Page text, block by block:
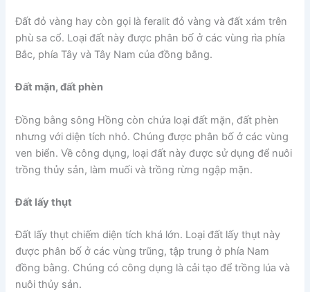
Đất đỏ vàng hay còn gọi là feralit đỏ vàng và đất xám trên
phù sa cổ. Loại đất này được phân bố ở các vùng rìa phía
Bắc, phía Tây và Tây Nam của đồng bằng.
Đất mặn, đất phèn
Đồng bằng sông Hồng còn chứa loại đất mặn, đất phèn
nhưng với diện tích nhỏ. Chúng được phân bố ở các vùng
ven biển. Về công dụng, loại đất này được sử dụng để nuôi
trồng thủy sản, làm muối và trồng rừng ngập mặn.
Đất lấy thụt
Đất lấy thụt chiếm diện tích khá lớn. Loại đất lấy thụt này
được phân bố ở các vùng trũng, tập trung ở phía Nam
đồng bằng. Chúng có công dụng là cải tạo để trồng lúa và
nuôi thủy sản.